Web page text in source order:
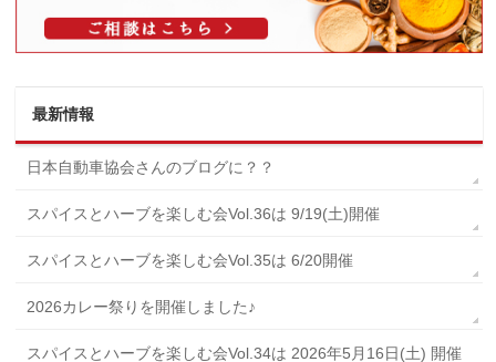
最新情報
日本自動車協会さんのブログに？？
スパイスとハーブを楽しむ会Vol.36は 9/19(土)開催
スパイスとハーブを楽しむ会Vol.35は 6/20開催
2026カレー祭りを開催しました♪
スパイスとハーブを楽しむ会Vol.34は 2026年5月16日(土) 開催